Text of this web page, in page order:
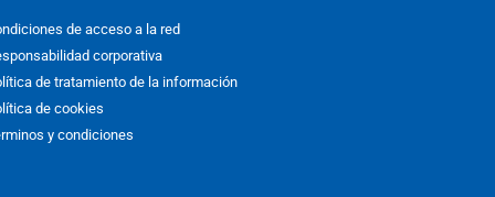
de acceso a la red
corporativa
de tratamiento de la información
de cookies
y condiciones